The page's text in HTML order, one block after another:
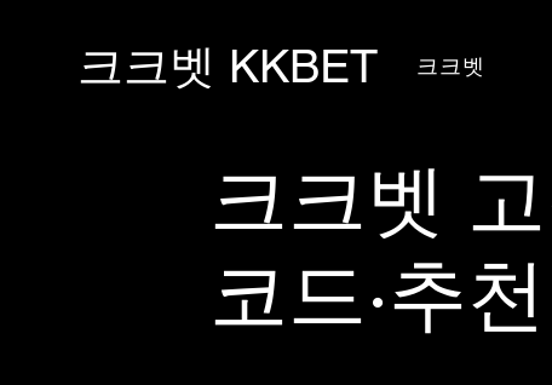
크크벳 KKBET 크크벳
크크벳
코드·추